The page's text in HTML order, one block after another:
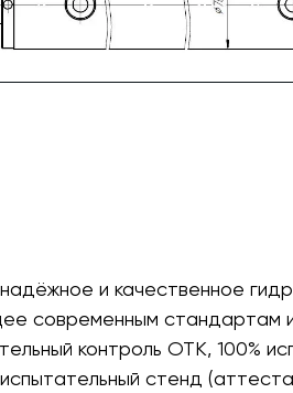
и качественное
современным стандартам и
контроль ОТК, 100%
стенд